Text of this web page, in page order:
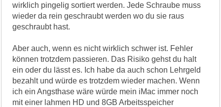
wirklich pingelig sortiert werden. Jede Schraube muss
wieder da rein geschraubt werden wo du sie raus
geschraubt hast.
Aber auch, wenn es nicht wirklich schwer ist. Fehler
können trotzdem passieren. Das Risiko gehst du halt
ein oder du lässt es. Ich habe da auch schon Lehrgeld
bezahlt und würde es trotzdem wieder machen. Wenn
ich ein Angsthase wäre würde mein iMac immer noch
mit einer lahmen HD und 8GB Arbeitsspeicher